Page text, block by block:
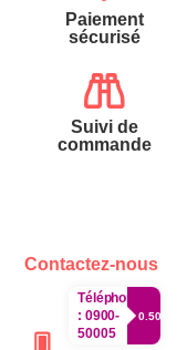
Paiement
sécurisé
Suivi de
commande
Contactez-nous
Téléphone
: 0900-
50005
0.50€/